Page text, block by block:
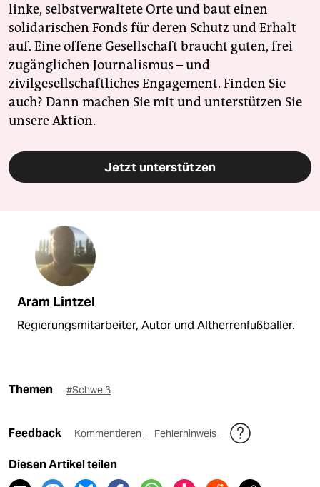
linke, selbstverwaltete Orte und baut einen
solidarischen Fonds für deren Schutz und Erhalt
auf. Eine offene Gesellschaft braucht guten, frei
zugänglichen Journalismus – und
zivilgesellschaftliches Engagement. Finden Sie
auch? Dann machen Sie mit und unterstützen Sie
unsere Aktion.
Jetzt unterstützen
Aram Lintzel
Regierungsmitarbeiter, Autor und Altherrenfußballer.
Themen #Schweiß
Feedback Kommentieren Fehlerhinweis
Diesen Artikel teilen